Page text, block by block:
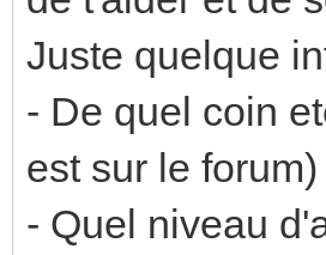
Juste quelque
- De quel coin
est sur le forum)
- Quel niveau